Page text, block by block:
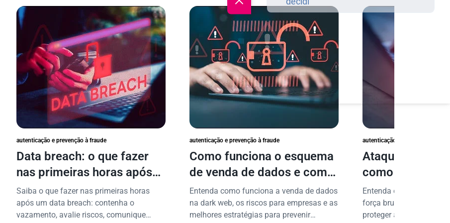
autenticação e prevenção à fraude
Data breach: o que fazer
nas primeiras horas após
vazamento de dados?
Saiba o que fazer nas primeiras horas
após um data breach: contenha o
vazamento, avalie riscos, comunique
autenticação e prevenção à fraude
Como funciona o esquema
de venda de dados e como
proteger sua empresa?
Entenda como funciona a venda de dados
na dark web, os riscos para empresas e as
melhores estratégias para prevenir
autenticação e prevenção à
Ataques de
como proteger
dados digitais
Entenda como
força bruta e conheça
proteger acessos,